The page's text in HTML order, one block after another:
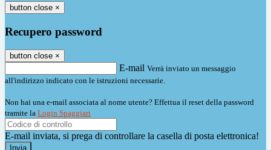
button close ×
Recupero password
button close ×
E-mail Verrà inviato un messaggio
all'indirizzo indicato con le istruzioni necessarie.
Non hai una e-mail associata al nome utente? Effettua il reset della password
tramite la Login Spaggiari
E-mail inviata, si prega di controllare la casella di posta elettronica!